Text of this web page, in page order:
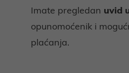
Imate pregledan uvid
opunomoćenik i
plaćanja.